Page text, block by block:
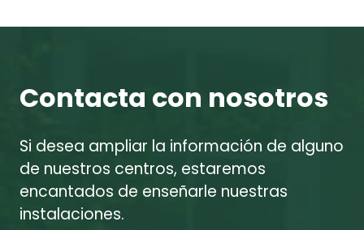
Contacta con nosotros
Si desea ampliar la información de alguno
de nuestros centros, estaremos
encantados de enseñarle nuestras
instalaciones.